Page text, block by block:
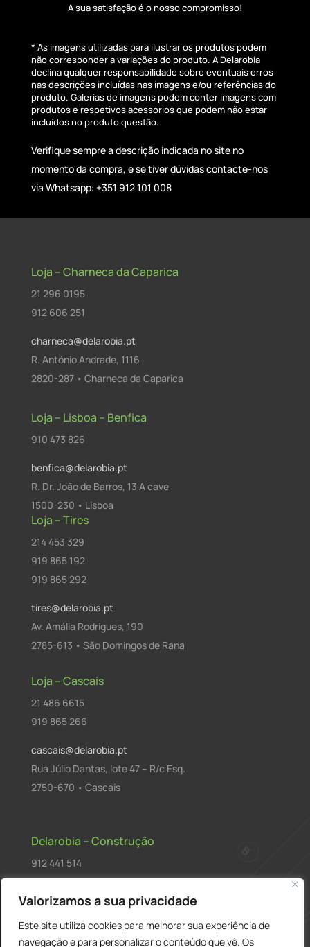
Valorizamos a sua privacidade
Este site utiliza cookies para melhorar sua experiência de
navegação e para personalizar o conteúdo que vê. Os
A sua satisfação é o nosso compromisso!
* As imagens utilizadas para ilustrar os produtos podem
não corresponder a variações do produto. A Delarobia
declina qualquer responsabilidade sobre eventuais erros
nas descrições incluídas nas imagens e/ou referências do
produto. Galerias de imagens podem conter imagens com
produtos e respetivos acessórios que podem não estar
incluídos no produto questão.
Verifique sempre a descrição indicada no site no
momento da compra, e se tiver dúvidas contacte-nos
via Whatsapp: +351 912 101 008
Loja – Charneca da Caparica
21 296 0195
912 606 251
charneca@delarobia.pt
R. António Andrade, 1116
2820-287 • Charneca da Caparica
Loja – Lisboa – Benfica
910 473 826
benfica@delarobia.pt
R. Dr. João de Barros, 13 A cave
1500-230 • Lisboa
Loja – Tires
214 453 329
919 865 192
919 865 292
tires@delarobia.pt
Av. Amália Rodrigues, 190
2785-613 • São Domingos de Rana
Loja – Cascais
21 486 6615
919 865 266
cascais@delarobia.pt
Rua Júlio Dantas, lote 47 – R/c Esq.
2750-670 • Cascais
Delarobia – Construção
912 441 514
R. António Andrade, 1171
2820-287 • Charneca de Caparica